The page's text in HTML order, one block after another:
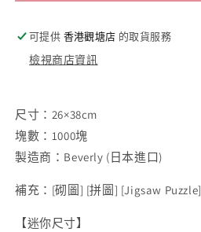
可提供 香港觀塘店 的取貨服務
檢視商店資訊
尺寸：26×38cm
塊數：1000塊
製造商：Beverly (日本進口)
補充： [砌圖 ] [拼圖 ] [Jigsaw Puzzle]
【迷你尺寸】